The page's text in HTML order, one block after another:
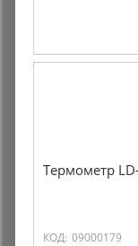
Термометр
КОД: 09000179